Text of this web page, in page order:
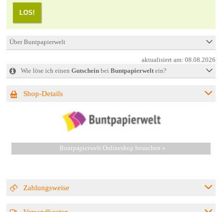
LOS!
Über Buntpapierwelt
aktualisiert am:08.08.2026
Wie löse ich einen Gutscheinbei Buntpapierweltein?
Shop-Details
Buntpapierwelt Onlineshop besuchen »
Zahlungsweise